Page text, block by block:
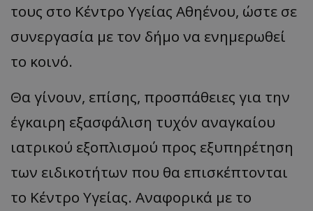
τους στο Κέντρο Υγείας Αθηένου, ώστε σε
συνεργασία με τον δήμο να ενημερωθεί
το κοινό.
Θα γίνουν, επίσης, προσπάθειες για την
έγκαιρη εξασφάλιση τυχόν αναγκαίου
ιατρικού εξοπλισμού προς εξυπηρέτηση
των ειδικοτήτων που θα επισκέπτονται
το Κέντρο Υγείας. Αναφορικά με το